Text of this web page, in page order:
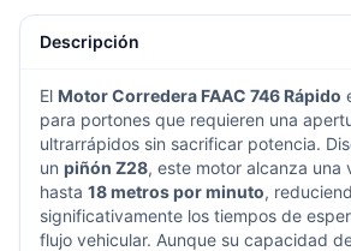
Descripción
El Motor Corredera FAAC 746 Rápido
para portones que requieren una
ultrarrápidos sin sacrificar potencia.
un piñón Z28, este motor alcanza una
hasta 18 metros por minuto,
significativamente los tiempos de
flujo vehicular. Aunque su capacidad